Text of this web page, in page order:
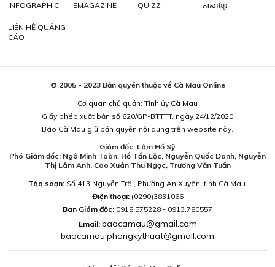
INFOGRAPHIC EMAGAZINE QUIZZ ភាសាខ្មែរ
LIÊN HỆ QUẢNG
CÁO
© 2005 - 2023 Bản quyền thuộc về Cà Mau Online
Cơ quan chủ quản: Tỉnh ủy Cà Mau
Giấy phép xuất bản số 620/GP-BTTTT, ngày 24/12/2020
Báo Cà Mau giữ bản quyền nội dung trên website này.
Giám đốc: Lâm Hồ Sỹ
Phó Giám đốc: Ngô Minh Toàn, Hồ Tấn Lộc, Nguyễn Quốc Danh, Nguyễn
Thị Lâm Anh, Cao Xuân Thu Ngọc, Trương Văn Tuấn
Tòa soạn:Số 413 Nguyễn Trãi, Phường An Xuyên, tỉnh Cà Mau.
Điện thoại: (0290)3831066
Ban Giám đốc: 0918.575228 - 0913.780557
Email: baocamau@gmail.com
baocamau.phongkythuat@gmail.com